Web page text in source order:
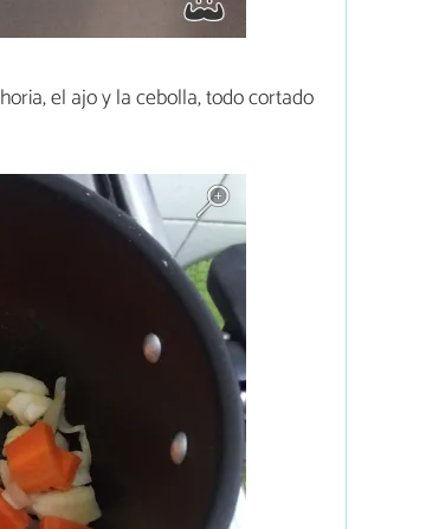
el ajo y la cebolla, todo cortado